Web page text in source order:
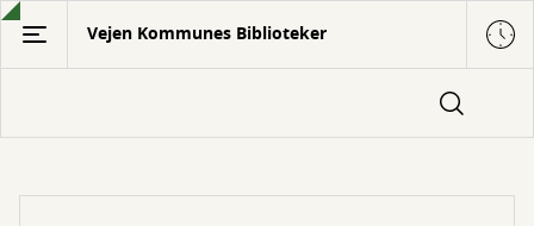
Gå
hovedindhold
Vejen Kommunes Biblioteker